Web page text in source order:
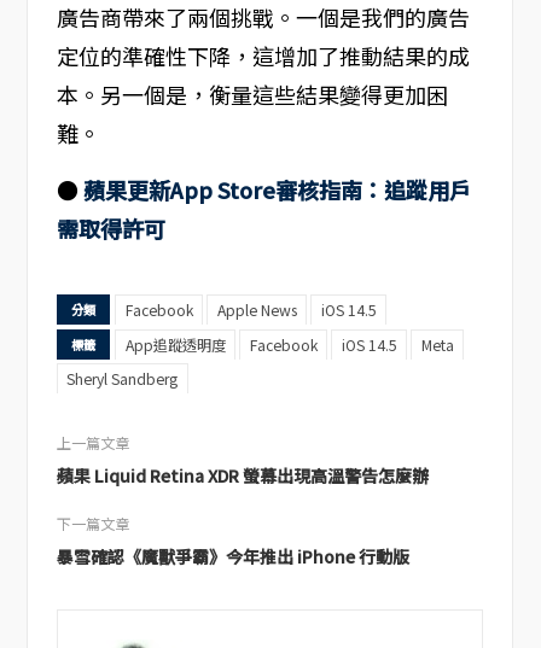
廣告商帶來了兩個挑戰。一個是我們的廣告
定位的準確性下降，這增加了推動結果的成
本。另一個是，衡量這些結果變得更加困
難。
●蘋果更新App Store審核指南：追蹤用戶
需取得許可
分類 Facebook Apple News iOS 14.5
標籤 App追蹤透明度 Facebook iOS 14.5
Meta
Sheryl Sandberg
上一篇文章
蘋果 Liquid Retina XDR 螢幕出現高溫警告怎麼辦
下一篇文章
暴雪確認《魔獸爭霸》今年推出 iPhone 行動版